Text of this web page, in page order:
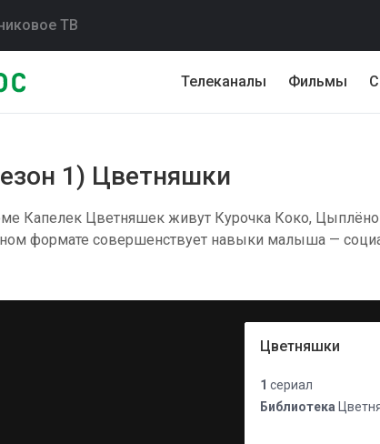
ТВ
Телеканалы Фильмы
1) Цветняшки
Капелек Цветняшек живут Курочка Коко,
формате совершенствует навыки малыша —
Цветняшки
1 сериал
Библиотека